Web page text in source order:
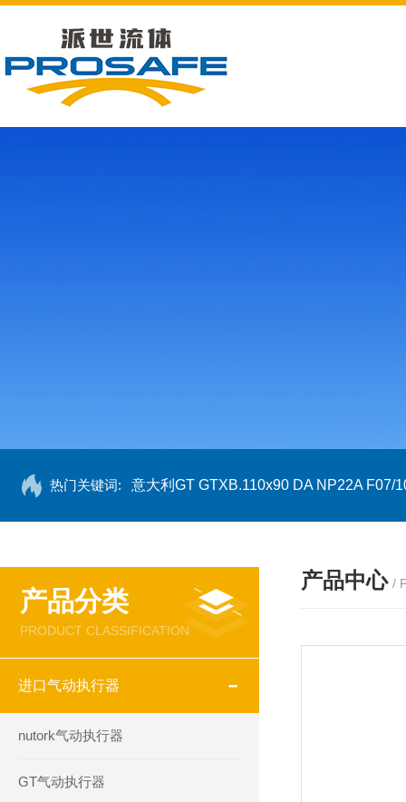
热门关键词: 意大利GT GTXB.110x90 DA NP22A F07/
产品分类
PRODUCT CLASSIFICATION
进口气动执行器
nutork气动执行器
GT气动执行器
产品中心 /